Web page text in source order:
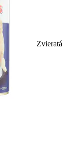
Zvieratá